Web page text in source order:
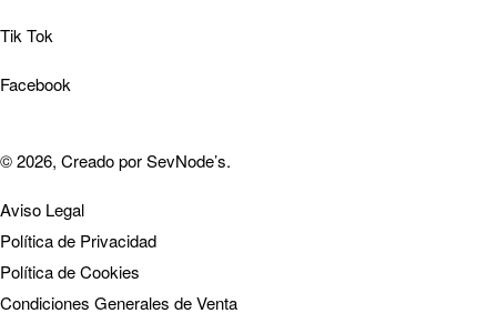
Tik Tok
Facebook
© 2026, Creado porSevNode’s.
Aviso Legal
Política de Privacidad
Política de Cookies
Condiciones Generales de Venta